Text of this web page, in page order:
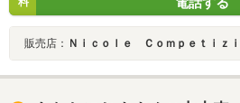
販売店： Ｎｉｃｏｌｅ Ｃｏｍｐｅｔｉｚ